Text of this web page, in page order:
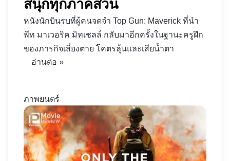
สนุกทุกภาคส่วน
หนังนักบินรบที่ผู้คนจดจำ Top Gun: Maverick ที่นำ
พีท มาเวอริค มิทเชลล์ กลับมาอีกครั้งในฐานะครูฝึก
ของภารกิจเสี่ยงตาย โคตรลุ้นและเสียน้ำตา
อ่านต่อ »
ภาพยนตร์